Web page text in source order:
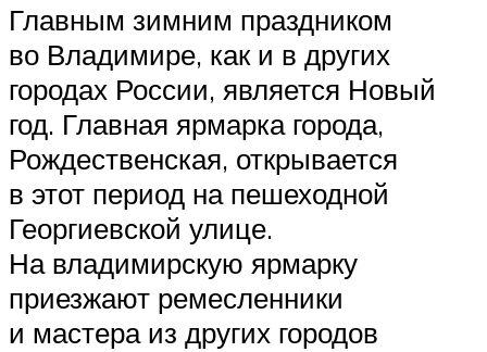
Главным зимним праздником
во Владимире, как и в других
городах России, является Новый
год. Главная ярмарка города,
Рождественская, открывается
в этот период на пешеходной
Георгиевской улице.
На владимирскую ярмарку
приезжают ремесленники
и мастера из других городов